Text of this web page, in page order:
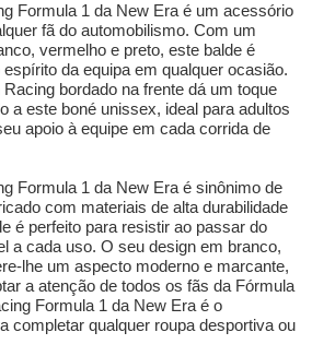
Formula 1 da New Era é um acessório
fã do automobilismo. Com um
vermelho e preto, este balde é
da equipa em qualquer ocasião.
bordado na frente dá um toque
a este boné unissex, ideal para adultos
apoio à equipe em cada corrida de
Formula 1 da New Era é sinônimo de
com materiais de alta durabilidade
é perfeito para resistir ao passar do
a cada uso. O seu design em branco,
lhe um aspecto moderno e marcante,
a atenção de todos os fãs da Fórmula
Formula 1 da New Era é o
completar qualquer roupa desportiva ou